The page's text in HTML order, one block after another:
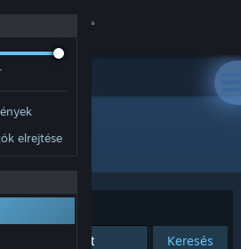
elrejtése
Keresés